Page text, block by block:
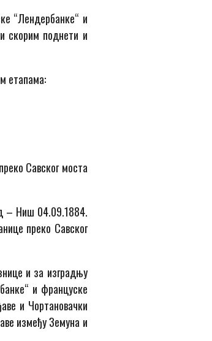
“Лендербанке“ и
скорим поднети и
етапама:
Савског моста
– Ниш 04.09.1884.
преко Савског
и за изградњу
и француске
и Чортановачки
између Земуна и